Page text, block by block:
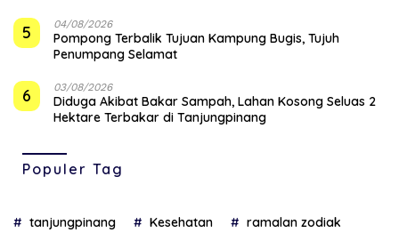
5 04/08/2026
Pompong Terbalik Tujuan Kampung Bugis, Tujuh
Penumpang Selamat
6 03/08/2026
Diduga Akibat Bakar Sampah, Lahan Kosong Seluas 2
Hektare Terbakar di Tanjungpinang
Populer Tag
tanjungpinang Kesehatan ramalan zodiak